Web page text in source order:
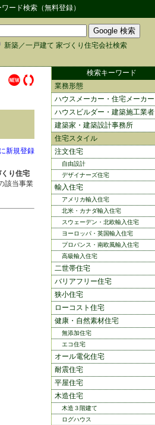
ード検索（無料登録）
新築／一戸建て 家づくり住宅会社検索
新規登録
り住宅
該当事業
検索キーワード
業務形態
ハウスメーカー・住宅メーカー
ハウスビルダー・建築施工業者
建築家・建築設計事務所
住宅スタイル
注文住宅
自由設計
デザイナーズ住宅
輸入住宅
アメリカ輸入住宅
北米・カナダ輸入住宅
スウェーデン・北欧輸入住宅
ヨーロッパ・英国輸入住宅
プロバンス・南欧風輸入住宅
高級輸入住宅
二世帯住宅
バリアフリー住宅
狭小住宅
ローコスト住宅
健康・自然素材住宅
無添加住宅
エコ住宅
オール電化住宅
耐震住宅
平屋住宅
木造住宅
木造３階建て
ログハウス